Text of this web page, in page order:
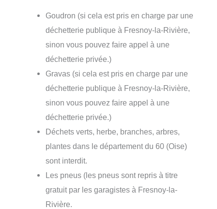
Goudron (si cela est pris en charge par une
déchetterie publique à Fresnoy-la-Rivière,
sinon vous pouvez faire appel à une
déchetterie privée.)
Gravas (si cela est pris en charge par une
déchetterie publique à Fresnoy-la-Rivière,
sinon vous pouvez faire appel à une
déchetterie privée.)
Déchets verts, herbe, branches, arbres,
plantes dans le département du 60 (Oise)
sont interdit.
Les pneus (les pneus sont repris à titre
gratuit par les garagistes à Fresnoy-la-
Rivière.